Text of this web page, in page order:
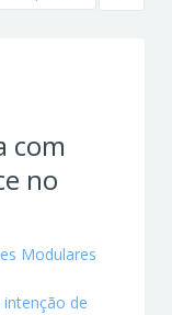
com
no
Modulares
de